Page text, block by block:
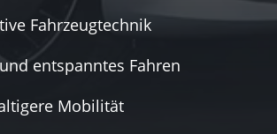
Fahrzeugtechnik
entspanntes Fahren
Mobilität